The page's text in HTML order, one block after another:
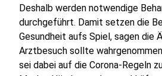
Deshalb werden notwendige
durchgeführt. Damit setzen die
Gesundheit aufs Spiel, sagen die
Arztbesuch sollte
sei dabei auf die Corona-Regeln